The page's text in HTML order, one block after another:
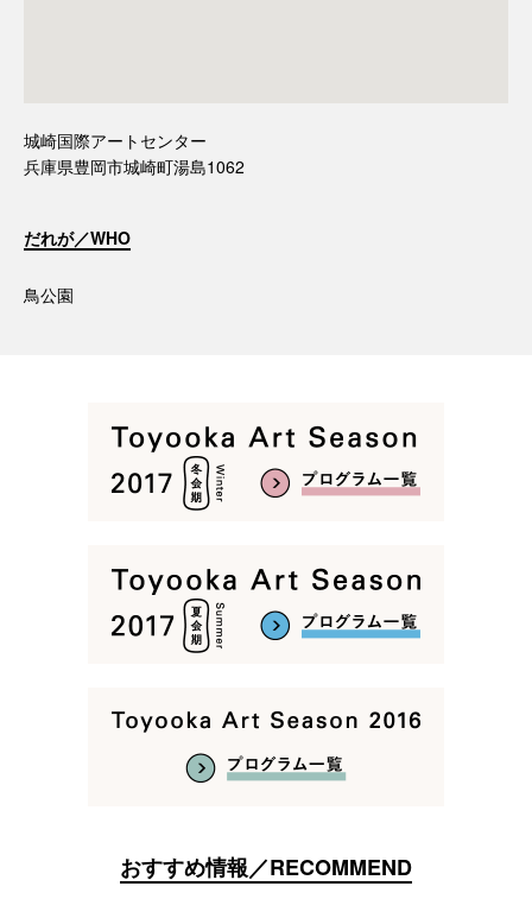
城崎国際アートセンター
兵庫県豊岡市城崎町湯島1062
だれが／WHO
鳥公園
おすすめ情報／RECOMMEND